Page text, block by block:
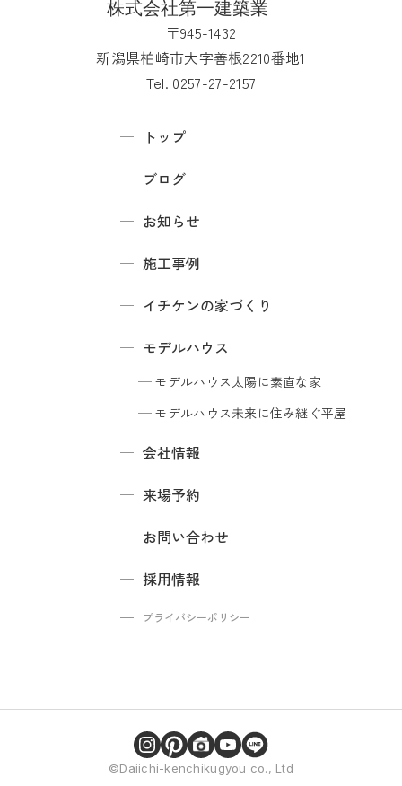
〒945-1432
新潟県柏崎市大字善根2210番地1
Tel. 0257-27-2157
トップ
ブログ
お知らせ
施工事例
イチケンの家づくり
モデルハウス
モデルハウス太陽に素直な家
モデルハウス未来に住み継ぐ平屋
会社情報
来場予約
お問い合わせ
採用情報
プライバシーポリシー
©Daiichi-kenchikugyou co., Ltd